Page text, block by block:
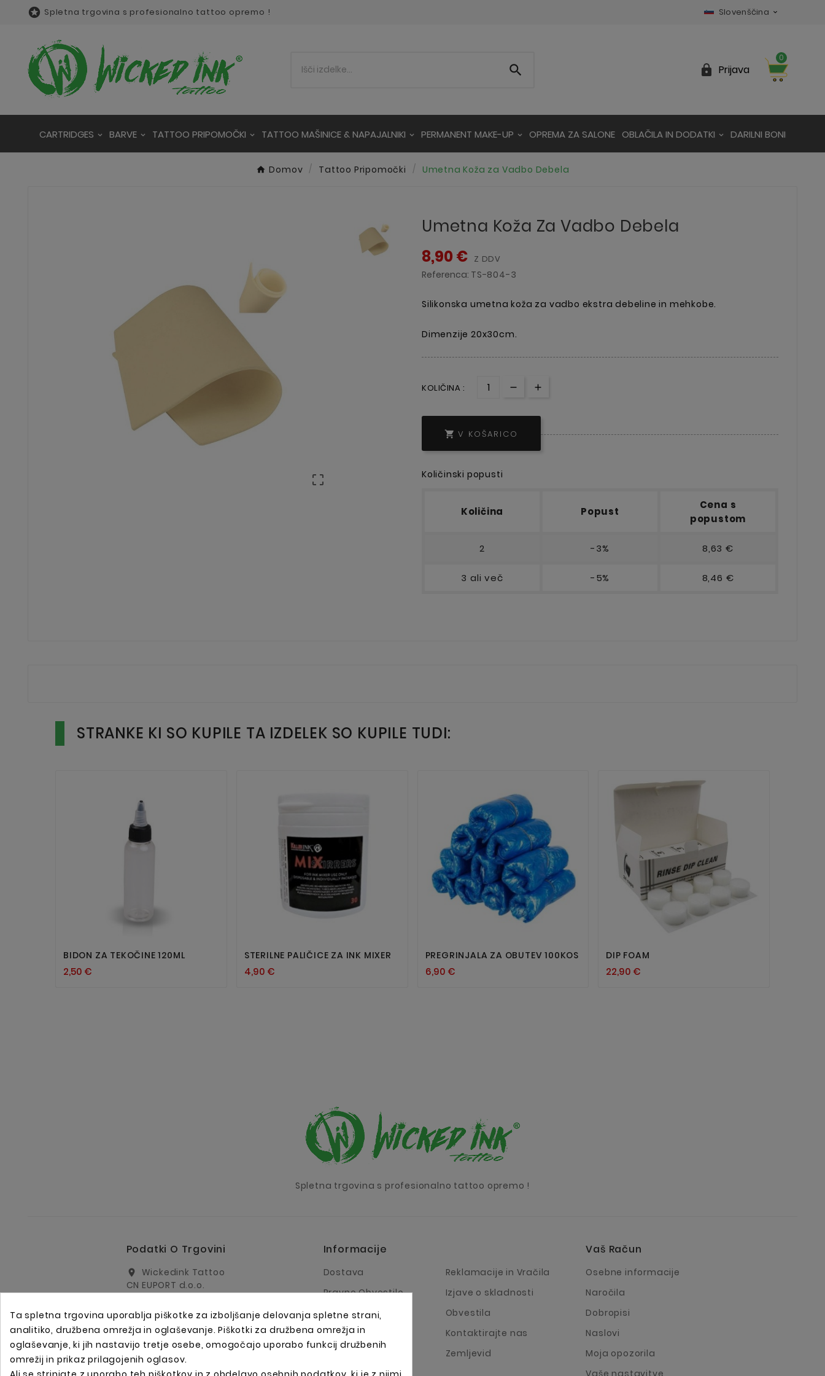
 Spletna trgovina s profesionalno tattoo opremo ! Slovenščina 
  Prijava
0
CARTRIDGES BARVE TATTOO PRIPOMOČKI TATTOO MAŠINICE & NAPAJALNIKI PERMANENT MAKE-UP OPREMA ZA SALONE OBLAČILA IN DODATKI DARILNI BONI
Domov Tattoo Pripomočki Umetna Koža za Vadbo Debela

Umetna Koža Za Vadbo Debela
8,90 € Z DDV
Referenca: TS-804-3
Silikonska umetna koža za vadbo ekstra debeline in mehkobe.
Dimenzije 20x30cm.
KOLIČINA :
 V KOŠARICO
Količinski popusti
Količina Popust
Cena s
popustom
2 -3% 8,63 €
3 ali več -5% 8,46 €
STRANKE KI SO KUPILE TA IZDELEK SO KUPILE TUDI:
 
BIDON ZA TEKOČINE 120ML
2,50 €
STERILNE PALIČICE ZA INK MIXER
4,90 €
PREGRINJALA ZA OBUTEV 100KOS
6,90 €

DIP FOAM
22,90 €
Spletna trgovina s profesionalno tattoo opremo !
Podatki O Trgovini
location_on
Wickedink Tattoo
CN EUPORT d.o.o.
1000 Ljubljana
Slovenija
email info@wickedinktattoo.eu
call +386 01 5055687
Informacije
Dostava
Pravno Obvestilo
Pogoji Poslovanja
O Podjetju
Načini plačila
Reklamacije in Vračila
Izjave o skladnosti
Obvestila
Kontaktirajte nas
Zemljevid
Vaš Račun
Osebne informacije
Naročila
Dobropisi
Naslovi
Moja opozorila
Vaše nastavitve
Ta spletna trgovina uporablja piškotke za izboljšanje delovanja spletne strani,
analitiko, družbena omrežja in oglaševanje. Piškotki za družbena omrežja in
oglaševanje, ki jih nastavijo tretje osebe, omogočajo uporabo funkcij družbenih
omrežij in prikaz prilagojenih oglasov.